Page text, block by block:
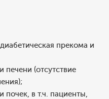
прекома и
(отсутствие
в т.ч. пациенты,